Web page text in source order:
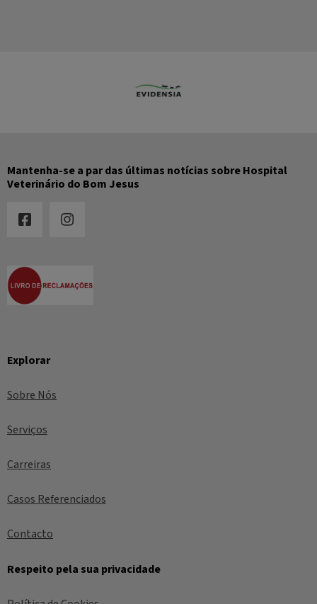
Explorar
Sobre Nós
Serviços
Carreiras
Casos Referenciados
Contacto
Respeito pela sua privacidade
Mantenha-se a par das últimas notícias sobre Hospital
Veterinário do Bom Jesus